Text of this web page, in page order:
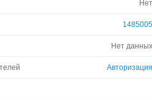
Нет
1485005
Нет данных
Авторизация